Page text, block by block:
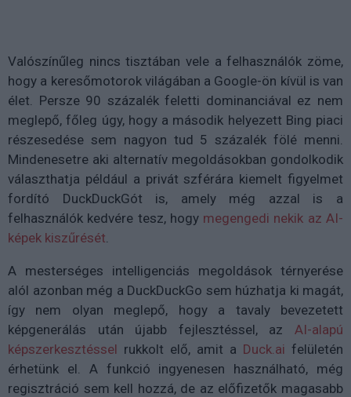
Valószínűleg nincs tisztában vele a felhasználók zöme,
hogy a keresőmotorok világában a Google-ön kívül is van
élet. Persze 90 százalék feletti dominanciával ez nem
meglepő, főleg úgy, hogy a második helyezett Bing piaci
részesedése sem nagyon tud 5 százalék fölé menni.
Mindenesetre aki alternatív megoldásokban gondolkodik
választhatja például a privát szférára kiemelt figyelmet
fordító DuckDuckGót is, amely még azzal is a
felhasználók kedvére tesz, hogy megengedi nekik az AI-
képek kiszűrését.
A mesterséges intelligenciás megoldások térnyerése
alól azonban még a DuckDuckGo sem húzhatja ki magát,
így nem olyan meglepő, hogy a tavaly bevezetett
képgenerálás után újabb fejlesztéssel, az AI-alapú
képszerkesztéssel rukkolt elő, amit a Duck.ai felületén
érhetünk el. A funkció ingyenesen használható, még
regisztráció sem kell hozzá, de az előfizetők magasabb